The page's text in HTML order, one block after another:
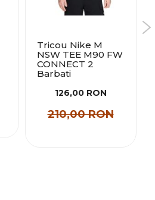
Tricou Nike M
NSW TEE M90 FW
CONNECT 2
Barbati
126,00 RON
210,00 RON